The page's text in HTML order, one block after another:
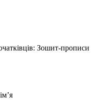
Зошит-прописи